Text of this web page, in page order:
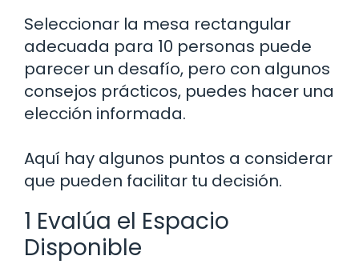
Seleccionar la mesa rectangular
adecuada para 10 personas puede
parecer un desafío, pero con algunos
consejos prácticos, puedes hacer una
elección informada.
Aquí hay algunos puntos a considerar
que pueden facilitar tu decisión.
1 Evalúa el Espacio
Disponible